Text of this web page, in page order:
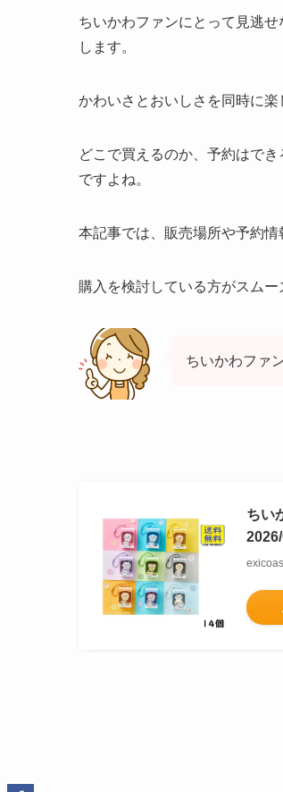
ちいかわファンにとって見逃
します。
かわいさとおいしさを同時に楽
どこで買えるのか、予約はで
ですよね。
本記事では、販売場所や予約情
購入を検討している方がスム
ちいかわファ
ちい